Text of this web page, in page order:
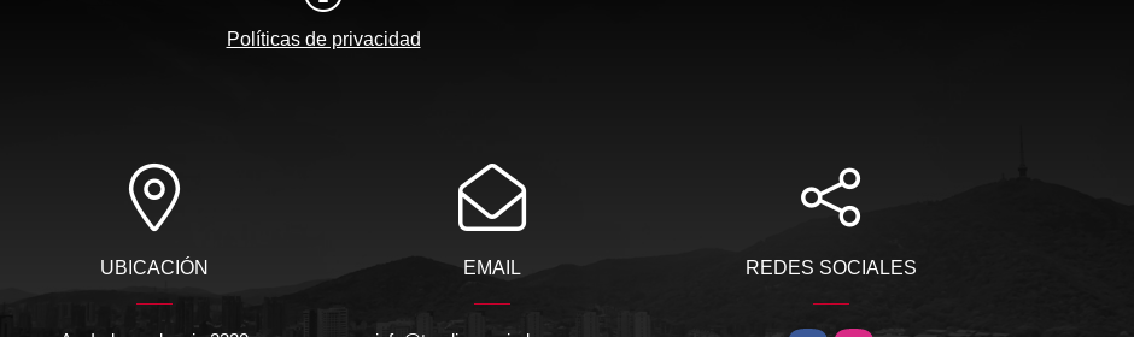
Políticas de privacidad
UBICACIÓN EMAIL REDES SOCIALES